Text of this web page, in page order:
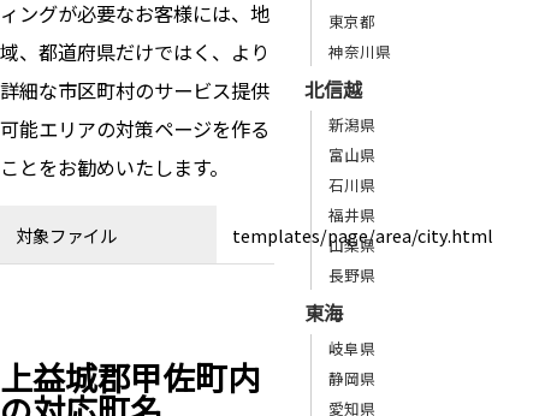
ィングが必要なお客様には、地
域、都道府県だけではく、より
詳細な市区町村のサービス提供
可能エリアの対策ページを作る
ことをお勧めいたします。
対象ファイル templates/page/area/city.html
上益城郡甲佐町内
東京都
神奈川県
北信越
新潟県
富山県
石川県
福井県
山梨県
長野県
東海
岐阜県
静岡県
愛知県